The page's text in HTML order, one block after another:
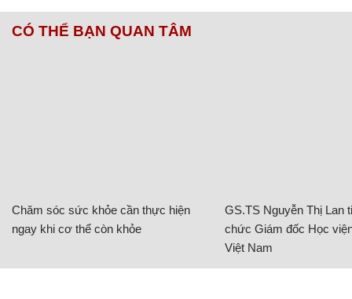
CÓ THỂ BẠN QUAN TÂM
Chăm sóc sức khỏe cần thực hiện
ngay khi cơ thể còn khỏe
GS.TS Nguyễn Thị Lan
chức Giám đốc Học
Việt Nam